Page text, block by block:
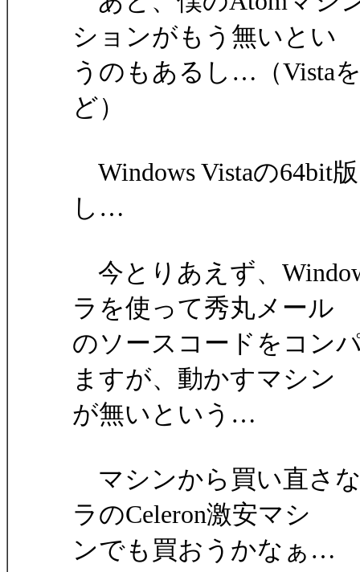
ションがもう無いとい
うのもあるし…（Vista
ど）
Windows Vistaの64bit
し…
今とりあえず、
ラを使って秀丸メール
のソースコードをコン
ますが、動かすマシン
が無いという…
マシンから買い直さ
ラのCeleron激安マシ
ンでも買おうかなぁ…